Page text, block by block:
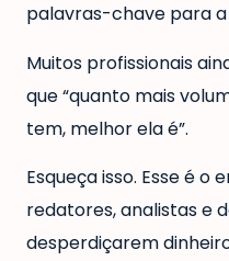
palavras-chave para
Muitos profissionais
que “quanto mais
tem, melhor ela é”.
Esqueça isso. Esse é o
redatores, analistas e
desperdiçarem